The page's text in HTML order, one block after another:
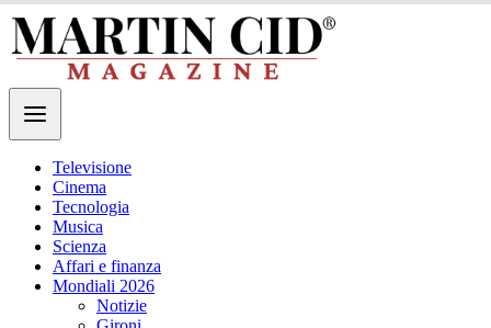
Televisione
Cinema
Tecnologia
Musica
Scienza
Affari e finanza
Mondiali 2026
Notizie